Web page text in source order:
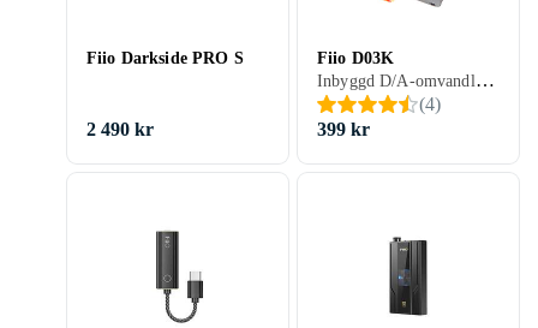
Fiio Darkside PRO S
2 490 kr
Fiio D03K
Inbyggd D/A-omvandlare, USB-kontakt
(4)
399 kr